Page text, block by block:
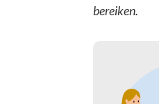
bereiken.